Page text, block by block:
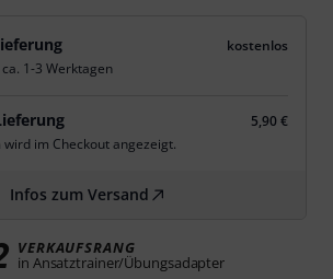
kostenlos
1-3 Werktagen
5,90 €
im Checkout angezeigt.
Infos zum Versand
VERKAUFSRANG
in Ansatztrainer/Übungsadapter